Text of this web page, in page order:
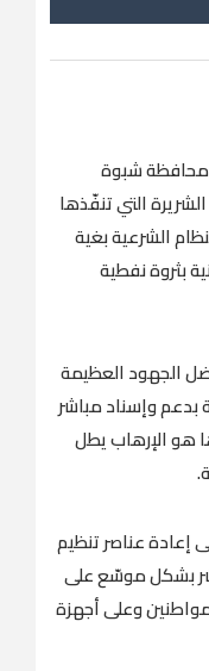
محافظة شبوة
التي تنفّذها
الشرعية بغية
بثروة نفطية
الجهود العظيمة
بدعم وإسناد مباشر
هو الإرهاب يطل
إعادة عناصر تنظيم
بشكل موسّع على
وعلى أجهزة